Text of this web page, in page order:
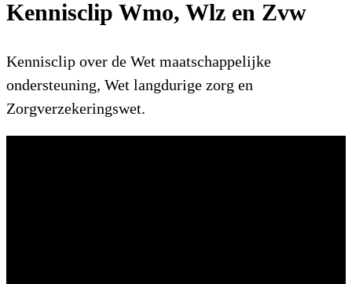
Kennisclip Wmo, Wlz en Zvw
Kennisclip over de Wet maatschappelijke
ondersteuning, Wet langdurige zorg en
Zorgverzekeringswet.